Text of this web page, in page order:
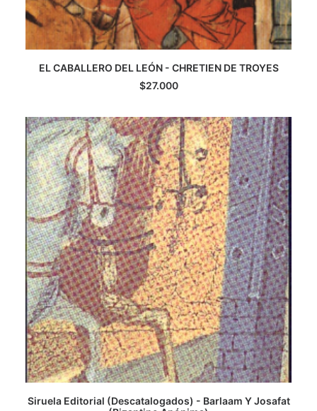
LOGIN / REGISTER
CART
AGREGAR AL CARRITO
EL CABALLERO DEL LEÓN - CHRETIEN DE TROYES
$27.000
Siruela Editorial (Descatalogados) - Barlaam Y Josafat